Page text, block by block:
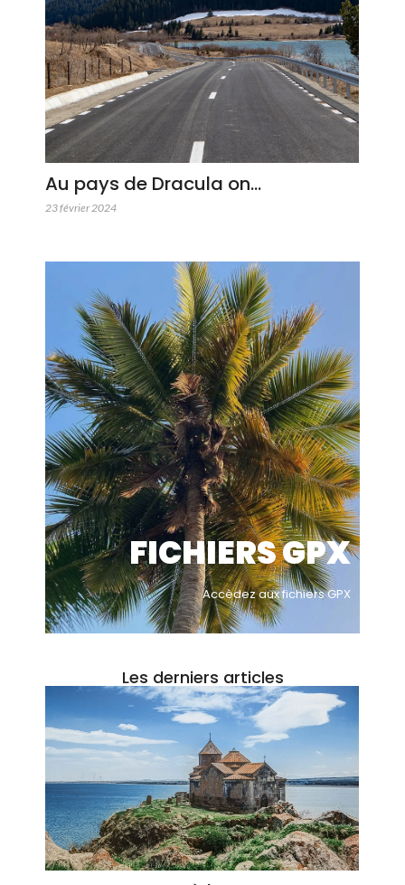
Au pays de Dracula on…
23 février 2024
FICHIERS GPX
Accèdez aux fichiers GPX
Les derniers articles